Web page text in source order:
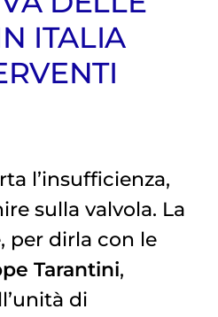
ITALIA
l’insufficienza,
sulla valvola. La
per dirla con le
Tarantini,
di